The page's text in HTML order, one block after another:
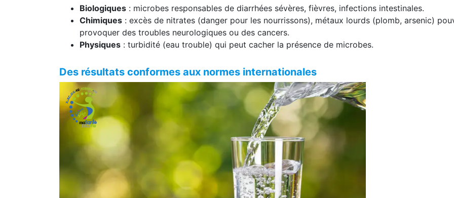
Biologiques : microbes responsables de diarrhées sévères, fièvres, infections intestinales.
Chimiques : excès de nitrates (danger pour les nourrissons), métaux lourds (plomb, arsenic)
provoquer des troubles neurologiques ou des cancers.
Physiques : turbidité (eau trouble) qui peut cacher la présence de microbes.
Des résultats conformes aux normes internationales